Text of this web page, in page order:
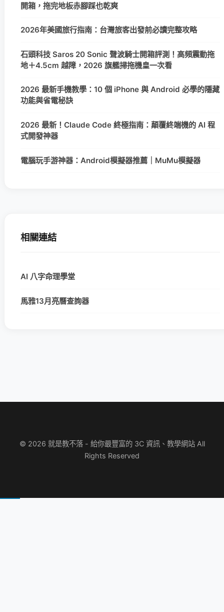
開箱，拖完地板赤腳踩也乾爽
2026年美國旅行指南：台灣旅客出發前必讀完整攻略
石頭科技 Saros 20 Sonic 聲波騎士開箱評測！高頻震動拖
地＋4.5cm 越障，2026 旗艦掃拖機皇一次看
2026 最新手機教學：10 個 iPhone 與 Android 必學的隱藏
功能與省電秘訣
2026 最新！Claude Code 終極指南：顛覆終端機的 AI 程
式開發神器
電腦玩手游神器：Android模擬器推薦｜MuMu模擬器
相關連結
AI 八字命理學堂
馬雅13月亮曆查詢器
© 2026 就是教不落 - 給你最豐富的 3C 資訊、教學網站 All
Rights Reserved